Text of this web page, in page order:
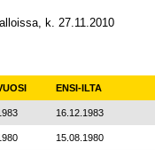
k. 27.11.2010
ENSI-ILTA
16.12.1983
15.08.1980